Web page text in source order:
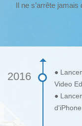
Il ne s’arrête
2016
●
Video
●